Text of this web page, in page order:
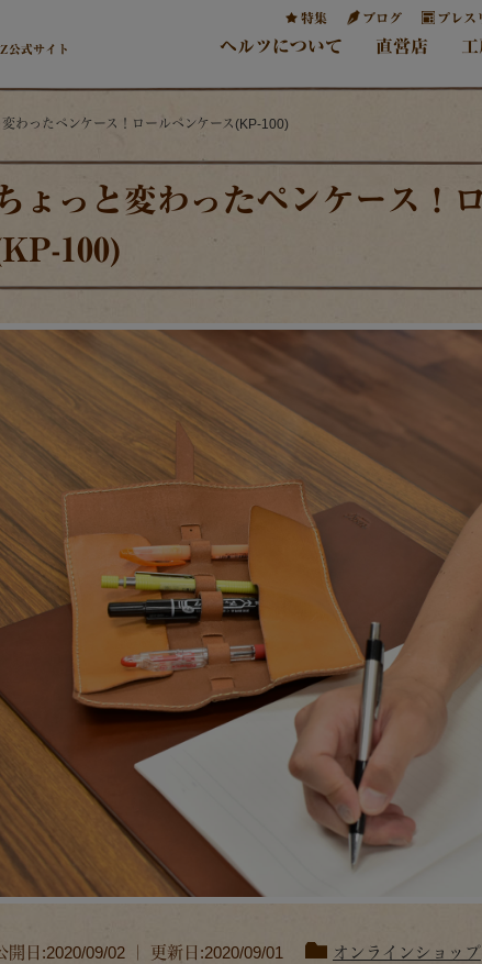
公式サイト
特集 ブログ プレス
ヘルツについて 直営店
わったペンケース！ロールペンケース(KP-100)
ょっと変わったペンケース！
100)
開日:2020/09/02 ｜ 更新日:2020/09/01 オンラインショップ